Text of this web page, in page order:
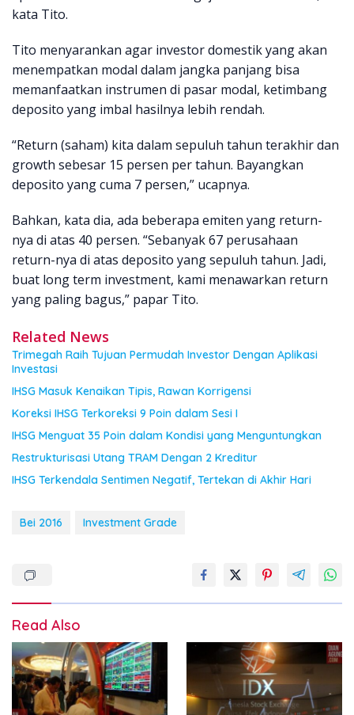
kata Tito.
Tito menyarankan agar investor domestik yang akan
menempatkan modal dalam jangka panjang bisa
memanfaatkan instrumen di pasar modal, ketimbang
deposito yang imbal hasilnya lebih rendah.
“Return (saham) kita dalam sepuluh tahun terakhir dan
growth sebesar 15 persen per tahun. Bayangkan
deposito yang cuma 7 persen,” ucapnya.
Bahkan, kata dia, ada beberapa emiten yang return-
nya di atas 40 persen. “Sebanyak 67 perusahaan
return-nya di atas deposito yang sepuluh tahun. Jadi,
buat long term investment, kami menawarkan return
yang paling bagus,” papar Tito.
Related News
Trimegah Raih Tujuan Permudah Investor Dengan Aplikasi
Investasi
IHSG Masuk Kenaikan Tipis, Rawan Korrigensi
Koreksi IHSG Terkoreksi 9 Poin dalam Sesi I
IHSG Menguat 35 Poin dalam Kondisi yang Menguntungkan
Restrukturisasi Utang TRAM Dengan 2 Kreditur
IHSG Terkendala Sentimen Negatif, Tertekan di Akhir Hari
Bei 2016 Investment Grade
Read Also